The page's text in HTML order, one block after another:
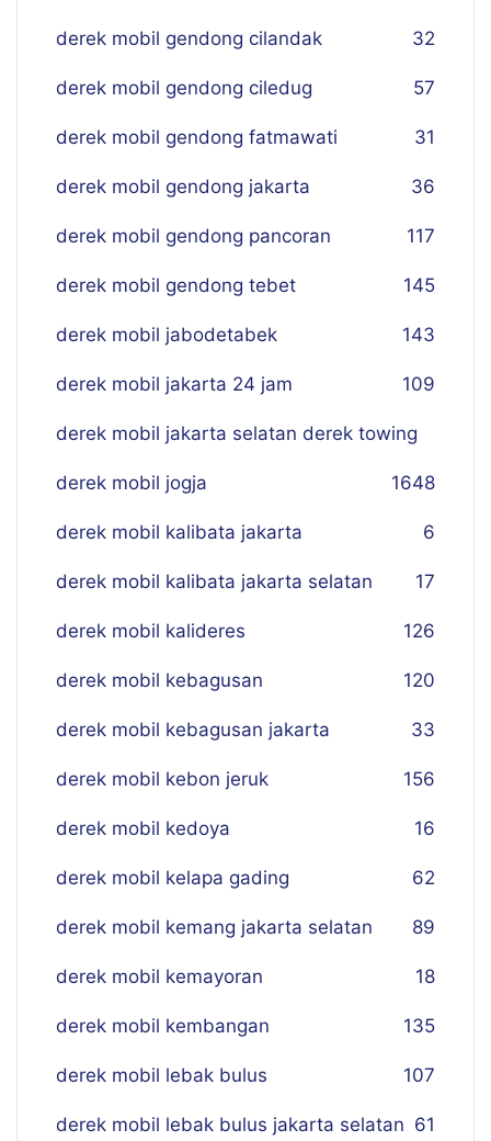
derek mobil gendong cilandak 32
derek mobil gendong ciledug 57
derek mobil gendong fatmawati 31
derek mobil gendong jakarta 36
derek mobil gendong pancoran 117
derek mobil gendong tebet 145
derek mobil jabodetabek 143
derek mobil jakarta 24 jam 109
derek mobil jakarta selatan derek towing
48
derek mobil jogja 16
derek mobil kalibata jakarta 6
derek mobil kalibata jakarta selatan 17
derek mobil kalideres 126
derek mobil kebagusan 120
derek mobil kebagusan jakarta 33
derek mobil kebon jeruk 156
derek mobil kedoya 16
derek mobil kelapa gading 62
derek mobil kemang jakarta selatan 89
derek mobil kemayoran 18
derek mobil kembangan 135
derek mobil lebak bulus 107
derek mobil lebak bulus jakarta selatan 61